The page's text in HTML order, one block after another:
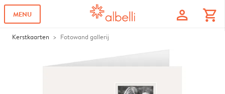
MENU profile shopping_cart
Kerstkaarten Fotowand gallerij